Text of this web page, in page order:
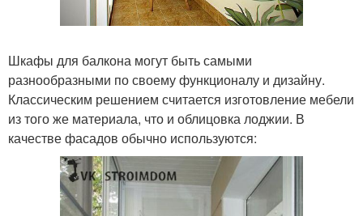
Шкафы для балкона могут быть самыми
разнообразными по своему функционалу и дизайну.
Классическим решением считается изготовление мебели
из того же материала, что и облицовка лоджии. В
качестве фасадов обычно используются: